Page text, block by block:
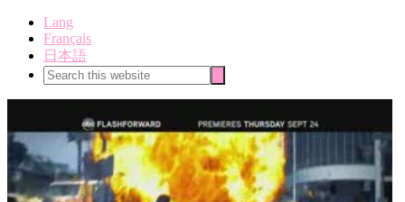
Lang
Français
日本語
Search
this